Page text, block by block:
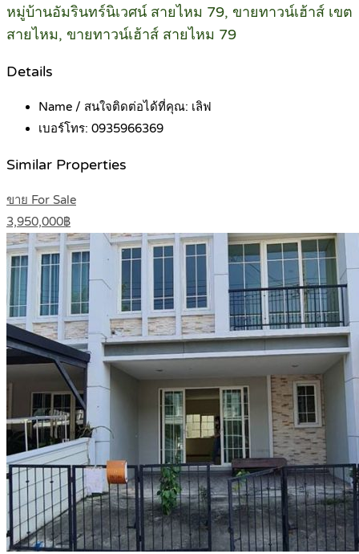
หมู่บ้านอัมรินทร์นิเวศน์ สายไหม 79, ขายทาวน์เฮ้าส์ เขต
สายไหม, ขายทาวน์เฮ้าส์ สายไหม 79
Details
Name / สนใจติดต่อได้ที่คุณ: เลิฟ
เบอร์โทร: 0935966369
Similar Properties
ขาย For Sale
3,950,000฿